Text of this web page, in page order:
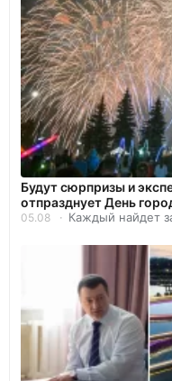
Будут сюрпризы и
отпразднует День
05.08 Каждый найдет